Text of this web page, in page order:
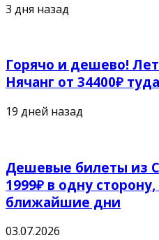
3 дня назад
Горячо и дешево!
Нячанг от 34400₽
19 дней назад
Дешевые билеты из
1999₽ в одну
ближайшие дни
03.07.2026